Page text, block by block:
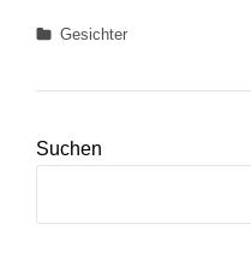
Categories
Gesichter
Suchen